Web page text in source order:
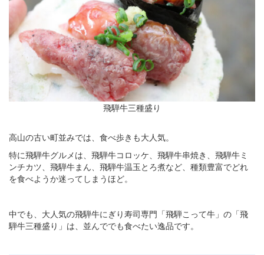
飛騨牛三種盛り
高山の古い町並みでは、食べ歩きも大人気。
特に飛騨牛グルメは、飛騨牛コロッケ、飛騨牛串焼き、飛騨牛ミ
ンチカツ、飛騨牛まん、飛騨牛温玉とろ煮など、種類豊富でどれ
を食べようか迷ってしまうほど。
中でも、大人気の飛騨牛にぎり寿司専門「飛騨こって牛」の「飛
騨牛三種盛り」は、並んででも食べたい逸品です。